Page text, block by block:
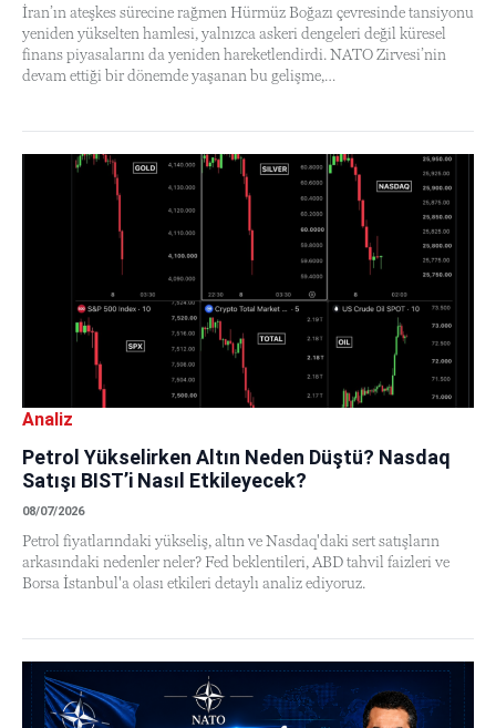
İran’ın ateşkes sürecine rağmen Hürmüz Boğazı çevresinde tansiyonu
yeniden yükselten hamlesi, yalnızca askeri dengeleri değil küresel
finans piyasalarını da yeniden hareketlendirdi. NATO Zirvesi’nin
devam ettiği bir dönemde yaşanan bu gelişme,…
Petrol Yükselirken Altın Neden Düştü? Nasdaq
Satışı BIST’i Nasıl Etkileyecek?
08/07/2026
Analiz
Petrol fiyatlarındaki yükseliş, altın ve Nasdaq'daki sert satışların
arkasındaki nedenler neler? Fed beklentileri, ABD tahvil faizleri ve
Borsa İstanbul'a olası etkileri detaylı analiz ediyoruz.